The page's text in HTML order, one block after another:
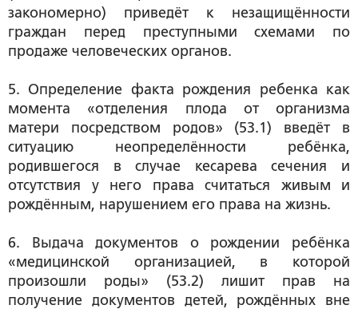
закономерно) приведёт к незащищённости
граждан перед преступными схемами по
продаже человеческих органов.
5. Определение факта рождения ребенка как
момента «отделения плода от организма
матери посредством родов» (53.1) введёт в
ситуацию неопределённости ребёнка,
родившегося в случае кесарева сечения и
отсутствия у него права считаться живым и
рождённым, нарушением его права на жизнь.
6. Выдача документов о рождении ребёнка
«медицинской организацией, в которой
произошли роды» (53.2) лишит прав на
получение документов детей, рождённых вне